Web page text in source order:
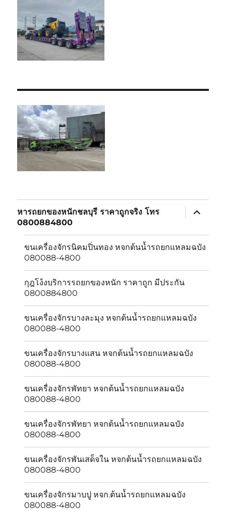
หารถยกของหนักชลบุรี ราคาถูกจริง โทร
0800884800
expand
child
ขนเครื่องจักรนิคมปิ่นทอง หจกต้นน้ำรถยกแหลมฉบัง
080088-4800
กุฎโง้งบริการรถยกของหนัก ราคาถูก มีประกัน
0800884800
ขนเครื่องจักรบางละมุง หจกต้นน้ำรถยกแหลมฉบัง
080088-4800
ขนเครื่องจักรบางเเสน หจกต้นน้ำรถยกแหลมฉบัง
080088-4800
ขนเครื่องจักรพัทยา หจกต้นน้ำรถยกแหลมฉบัง
080088-4800
ขนเครื่องจักรพัทยา หจกต้นน้ำรถยกแหลมฉบัง
080088-4800
ขนเครื่องจักรพันเสด็จใน หจกต้นน้ำรถยกแหลมฉบัง
080088-4800
ขนเครื่องจักรมาบปู หจก.ต้นน้ำรถยกแหลมฉบัง
080088-4800